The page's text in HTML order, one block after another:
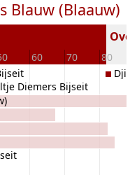
Blauw (Blaauw)
60 70 80
Diemers Bijseit